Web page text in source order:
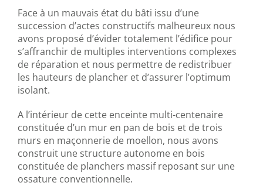
Face à un mauvais état du bâti issu d’une
succession d’actes constructifs malheureux nous
avons proposé d’évider totalement l’édifice pour
s’affranchir de multiples interventions complexes
de réparation et nous permettre de redistribuer
les hauteurs de plancher et d’assurer l’optimum
isolant.
A l’intérieur de cette enceinte multi-centenaire
constituée d’un mur en pan de bois et de trois
murs en maçonnerie de moellon, nous avons
construit une structure autonome en bois
constituée de planchers massif reposant sur une
ossature conventionnelle.